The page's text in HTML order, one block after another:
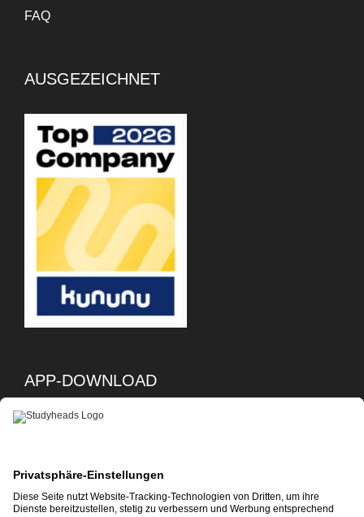
FAQ
AUSGEZEICHNET
APP-DOWNLOAD